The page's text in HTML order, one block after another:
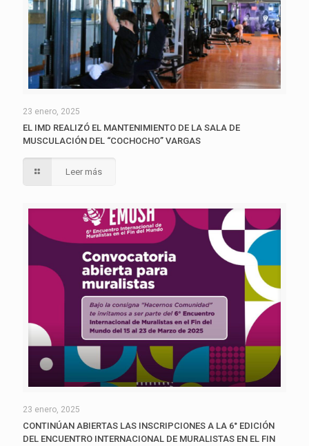
23 enero, 2025
EL IMD REALIZÓ EL MANTENIMIENTO DE LA SALA DE
MUSCULACIÓN DEL “COCHOCHO” VARGAS
Leer más
23 enero, 2025
CONTINÚAN ABIERTAS LAS INSCRIPCIONES A LA 6° EDICIÓN
DEL ENCUENTRO INTERNACIONAL DE MURALISTAS EN EL FIN